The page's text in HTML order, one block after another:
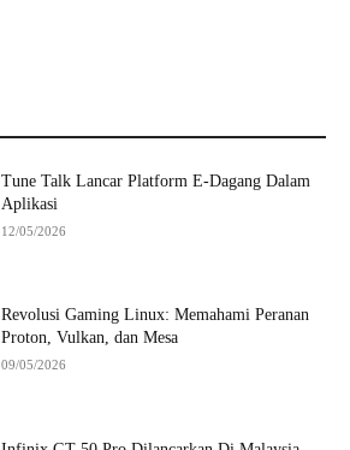
Tune Talk Lancar Platform E-Dagang Dalam
Aplikasi
12/05/2026
Revolusi Gaming Linux: Memahami Peranan
Proton, Vulkan, dan Mesa
09/05/2026